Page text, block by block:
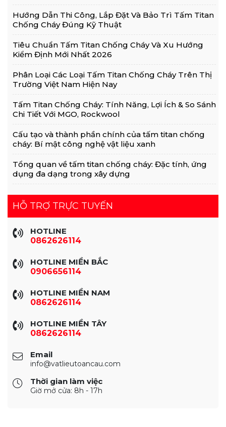
Hướng Dẫn Thi Công, Lắp Đặt Và Bảo Trì Tấm Titan
Chống Cháy Đúng Kỹ Thuật
Tiêu Chuẩn Tấm Titan Chống Cháy Và Xu Hướng
Kiểm Định Mới Nhất 2026
Phân Loại Các Loại Tấm Titan Chống Cháy Trên Thị
Trường Việt Nam Hiện Nay
Tấm Titan Chống Cháy: Tính Năng, Lợi Ích & So Sánh
Chi Tiết Với MGO, Rockwool
Cấu tạo và thành phần chính của tấm titan chống
cháy: Bí mật công nghệ vật liệu xanh
Tổng quan về tấm titan chống cháy: Đặc tính, ứng
dụng đa dạng trong xây dựng
HỖ TRỢ TRỰC TUYẾN
HOTLINE
0862626114
HOTLINE MIỀN BẮC
0906656114
HOTLINE MIỀN NAM
0862626114
HOTLINE MIỀN TÂY
0862626114
Email
info@vatlieutoancau.com
Thời gian làm việc
Giờ mở cửa: 8h - 17h